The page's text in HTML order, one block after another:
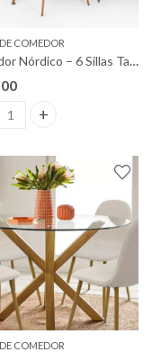
COMEDOR
Comedor Nórdico – 6 Sillas Tapizadas
Nórdico – 6 Sillas
COMEDOR